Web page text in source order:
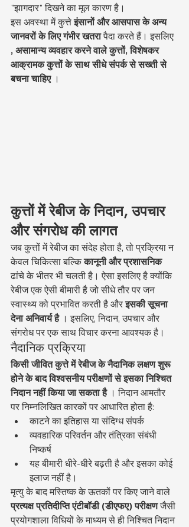
"झागदार" दिखने का मूल कारण है।
इस अवस्था में कुत्ते इंसानों और आसपास के अन्य
जानवरों के लिए गंभीर खतरा पैदा करते हैं। इसलिए
, असामान्य व्यवहार करने वाले कुत्तों, विशेषकर
आक्रामक कुत्तों के साथ सीधे संपर्क से सख्ती से
बचना चाहिए ।
कुत्तों में रेबीज के निदान, उपचार
और संगरोध की लागत
जब कुत्तों में रेबीज का संदेह होता है, तो प्रक्रिया न
केवल चिकित्सा बल्कि कानूनी और प्रशासनिक
ढांचे के भीतर भी चलती है। ऐसा इसलिए है क्योंकि
रेबीज एक ऐसी बीमारी है जो सीधे तौर पर जन
स्वास्थ्य को प्रभावित करती है और इसकी सूचना
देना अनिवार्य है । इसलिए, निदान, उपचार और
संगरोध पर एक साथ विचार करना आवश्यक है।
नैदानिक प्रक्रिया
किसी जीवित कुत्ते में रेबीज के नैदानिक लक्षण शुरू
होने के बाद विश्वसनीय परीक्षणों से इसका निश्चित
निदान नहीं किया जा सकता है । निदान आमतौर
पर निम्नलिखित कारकों पर आधारित होता है:
काटने का इतिहास या संदिग्ध संपर्क
व्यवहारिक परिवर्तन और तंत्रिका संबंधी
निष्कर्ष
यह बीमारी धीरे-धीरे बढ़ती है और इसका कोई
इलाज नहीं है।
मृत्यु के बाद मस्तिष्क के ऊतकों पर किए जाने वाले
प्रत्यक्ष प्रतिदीप्ति एंटीबॉडी (डीएफए) परीक्षण जैसी
प्रयोगशाला विधियों के माध्यम से ही निश्चित निदान